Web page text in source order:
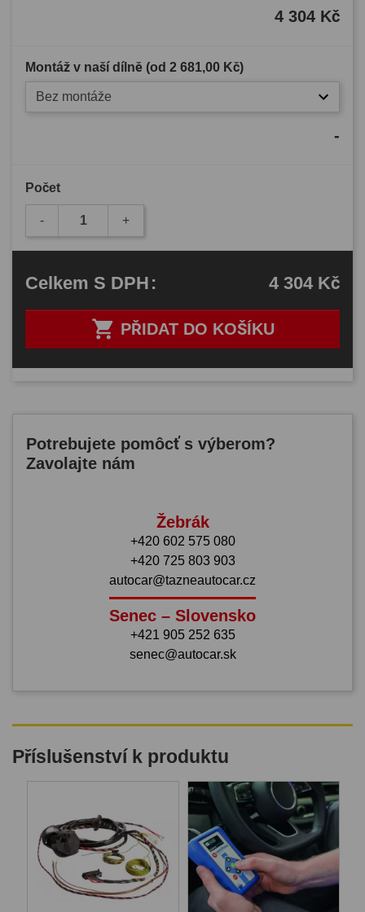
4 304 Kč
Montáž v naší dílně (od 2 681,00 Kč)
Bez montáže
-
Počet
- +
 PŘIDAT DO KOŠÍKU
Celkem S DPH: 4 304 Kč
Potrebujete pomôcť s výberom?
Zavolajte nám
Žebrák
+420 602 575 080
+420 725 803 903
autocar@tazneautocar.cz
Senec – Slovensko
+421 905 252 635
senec@autocar.sk
Příslušenství k produktu